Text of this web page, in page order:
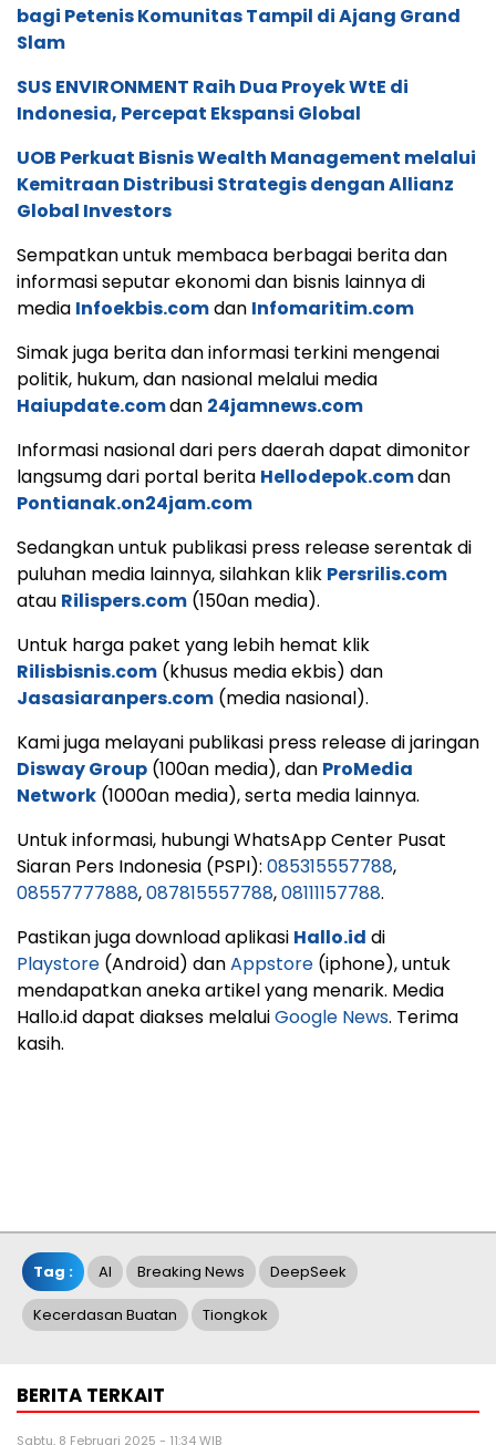
bagi Petenis Komunitas Tampil di Ajang Grand
Slam
SUS ENVIRONMENT Raih Dua Proyek WtE di
Indonesia, Percepat Ekspansi Global
UOB Perkuat Bisnis Wealth Management melalui
Kemitraan Distribusi Strategis dengan Allianz
Global Investors
Sempatkan untuk membaca berbagai berita dan
informasi seputar ekonomi dan bisnis lainnya di
media Infoekbis.comdan Infomaritim.com
Simak juga berita dan informasi terkini mengenai
politik, hukum, dan nasional melalui media
Haiupdate.comdan 24jamnews.com
Informasi nasional dari pers daerah dapat dimonitor
langsumg dari portal berita Hellodepok.comdan
Pontianak.on24jam.com
Sedangkan untuk publikasi press release serentak di
puluhan media lainnya, silahkan klik Persrilis.com
atau Rilispers.com (150an media).
Untuk harga paket yang lebih hemat klik
Rilisbisnis.com (khusus media ekbis) dan
Jasasiaranpers.com (media nasional).
Kami juga melayani publikasi press release di jaringan
Disway Group (100an media), dan ProMedia
Network (1000an media), serta media lainnya.
Untuk informasi, hubungi WhatsApp Center Pusat
Siaran Pers Indonesia (PSPI): 085315557788,
08557777888,087815557788,08111157788.
Pastikan juga download aplikasi Hallo.id di
Playstore (Android) danAppstore (iphone), untuk
mendapatkan aneka artikel yang menarik. Media
Hallo.id dapat diakses melaluiGoogle News. Terima
kasih.
Tag : AI Breaking News DeepSeek
Kecerdasan Buatan Tiongkok
BERITA TERKAIT
Sabtu, 8 Februari 2025 - 11:34 WIB